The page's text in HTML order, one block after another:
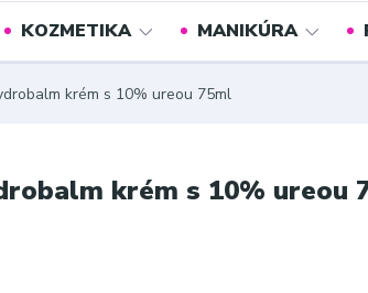
KOZMETIKA MANIKÚRA
krém s 10% ureou 75ml
krém s 10% ureou